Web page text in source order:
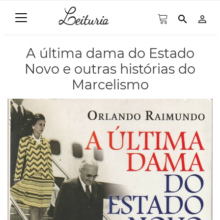
search person_outline
A última dama do Estado
Novo e outras histórias do
Marcelismo